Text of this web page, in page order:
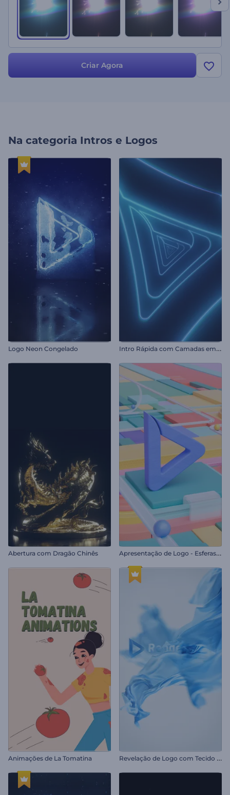
Criar Agora
Na categoria Intros e Logos
Logo Neon Congelado I
ntro Rápida com Camadas em Neon
Abertura com Dragão Chinês A
presentação de Logo - Esferas Cinéticas
Animações de La Tomatina R
evelação de Logo com Tecido de Seda